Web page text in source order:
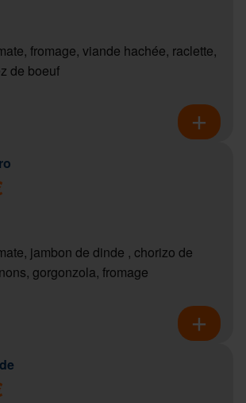
fromage, viande hachée, raclette,
de boeuf
jambon de dinde , chorizo de
gorgonzola, fromage